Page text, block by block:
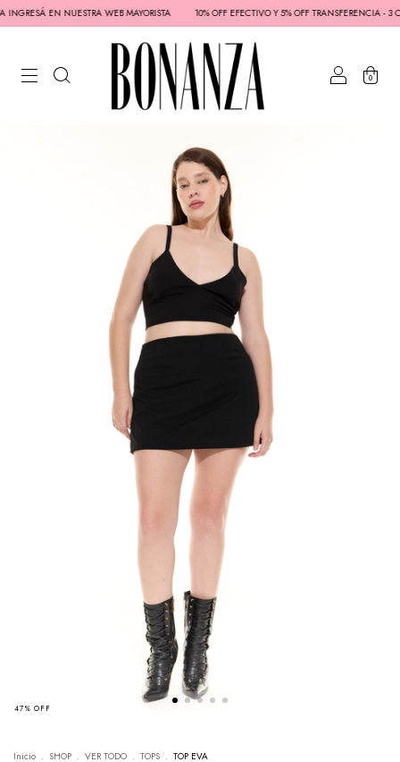
EN NUESTRA WEB MAYORISTA 10% OFF EFECTIVO Y 5% OFF TRANSFERENCIA - 3
0
47% OFF
Inicio . SHOP . VER TODO . TOPS . TOP EVA